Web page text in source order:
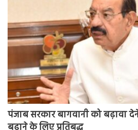
पंजाब सरकार बागवानी को बढ़ावा